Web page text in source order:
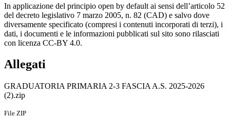
In applicazione del principio open by default ai sensi dell’articolo 52
del decreto legislativo 7 marzo 2005, n. 82 (CAD) e salvo dove
diversamente specificato (compresi i contenuti incorporati di terzi), i
dati, i documenti e le informazioni pubblicati sul sito sono rilasciati
con licenza CC-BY 4.0.
Allegati
GRADUATORIA PRIMARIA 2-3 FASCIA A.S. 2025-2026
(2).zip
File ZIP